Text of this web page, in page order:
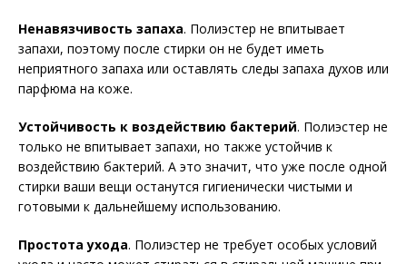
Ненавязчивость запаха. Полиэстер не впитывает
запахи, поэтому после стирки он не будет иметь
неприятного запаха или оставлять следы запаха духов или
парфюма на коже.
Устойчивость к воздействию бактерий. Полиэстер не
только не впитывает запахи, но также устойчив к
воздействию бактерий. А это значит, что уже после одной
стирки ваши вещи останутся гигиенически чистыми и
готовыми к дальнейшему использованию.
Простота ухода. Полиэстер не требует особых условий